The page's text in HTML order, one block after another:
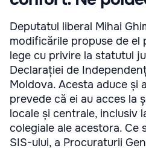
Deputatul liberal Mihai
modificările propuse de
lege cu privire la statutul
Declarației de
Moldova. Acesta aduce și
prevede că ei au acces la
locale și centrale, inclusiv
colegiale ale acestora. Ce
SIS-ului, a Procuraturii